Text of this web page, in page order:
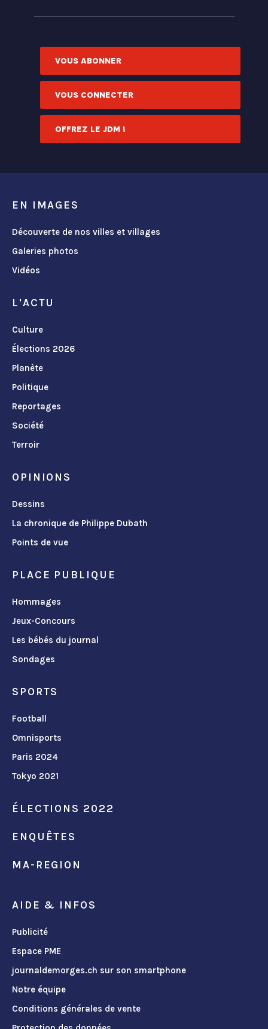
VOUS ABONNER
VOUS CONNECTER
OFFREZ LE JDM !
EN IMAGES
Découverte de nos villes et villages
Galeries photos
Vidéos
L'ACTU
Culture
Élections 2026
Planète
Politique
Reportages
Société
Terroir
OPINIONS
Dessins
La chronique de Philippe Dubath
Points de vue
PLACE PUBLIQUE
Hommages
Jeux-Concours
Les bébés du journal
Sondages
SPORTS
Football
Omnisports
Paris 2024
Tokyo 2021
ÉLECTIONS 2022
ENQUÊTES
MA-REGION
AIDE & INFOS
Publicité
Espace PME
journaldemorges.ch sur son smartphone
Notre équipe
Conditions générales de vente